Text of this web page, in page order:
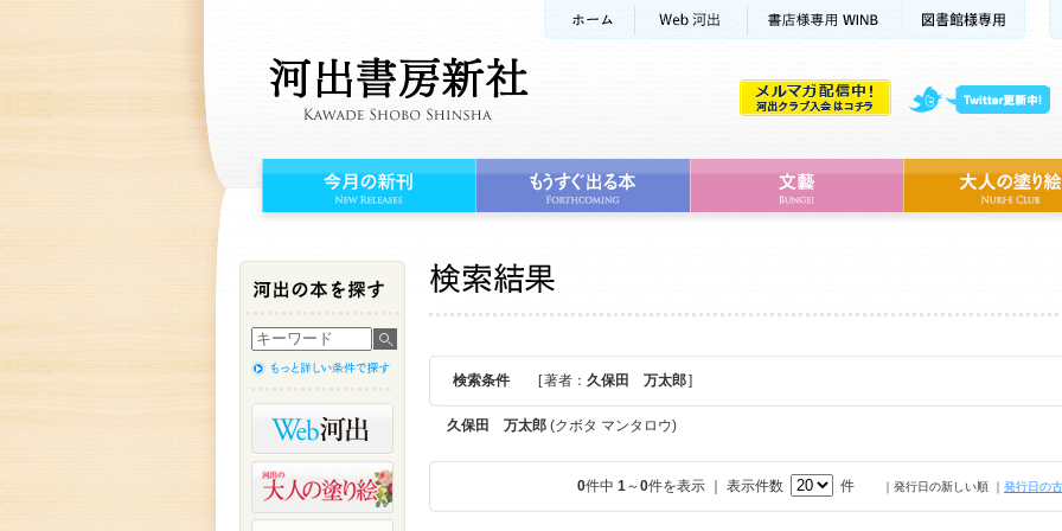
検索条件 [ 著者： 久保田 万太郎]
久保田 万太郎 (クボタ マンタロウ)
0件中 1～0件を表示 ｜ 表示件数 件 ｜発行日の新しい順 ｜ 発行日の